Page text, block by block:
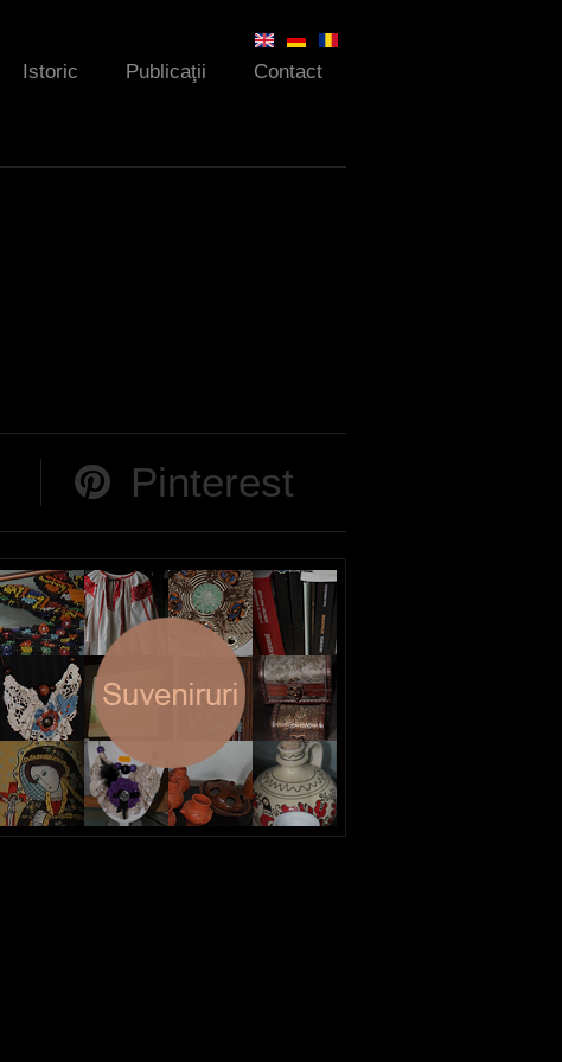
Istoric Publicaţii Contact
Pinterest